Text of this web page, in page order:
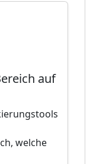
auf
welche